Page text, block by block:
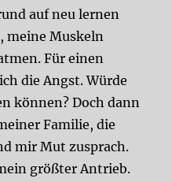
auf neu lernen
meine Muskeln
Für einen
die Angst. Würde
können? Doch dann
Familie, die
mir Mut zusprach.
größter Antrieb.